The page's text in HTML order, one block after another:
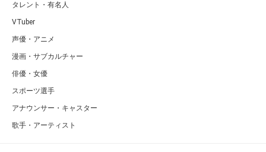
タレント・有名人
VTuber
声優・アニメ
漫画・サブカルチャー
俳優・女優
スポーツ選手
アナウンサー・キャスター
歌手・アーティスト